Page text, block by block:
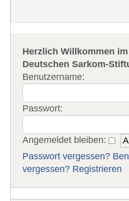
Herzlich Willkommen
Deutschen Sarkom-
Benutzername:
Passwort:
Angemeldet bleiben:
Passwort vergessen?
vergessen? Registrieren